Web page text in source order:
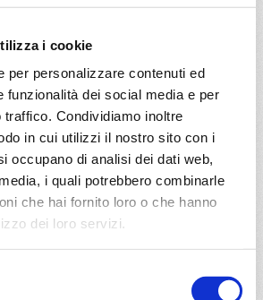
i cookie
per personalizzare contenuti ed
funzionalità dei social media e per
Condividiamo inoltre
in cui utilizzi il nostro sito con i
occupano di analisi dei dati web,
i quali potrebbero combinarle
che hai fornito loro o che hanno
dei loro servizi.
a partire da
€ 133
DETTAGLI
daVallettaconMSC World
Europa